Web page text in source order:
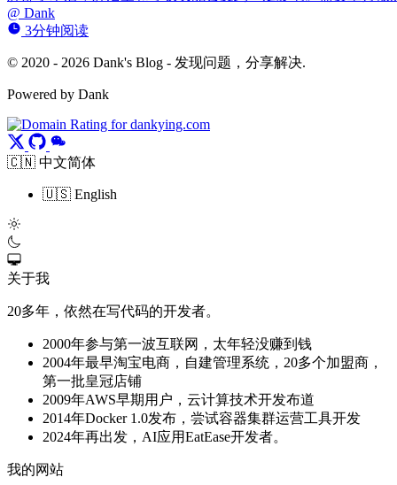
@ Dank
3分钟阅读
© 2020 - 2026 Dank's Blog - 发现问题，分享解决.
Powered by Dank
🇨🇳 中文简体
🇺🇸 English
关于我
20多年，依然在写代码的开发者。
2000年参与第一波互联网，太年轻没赚到钱
2004年最早淘宝电商，自建管理系统，20多个加盟商，
第一批皇冠店铺
2009年AWS早期用户，云计算技术开发布道
2014年Docker 1.0发布，尝试容器集群运营工具开发
2024年再出发，AI应用EatEase开发者。
我的网站